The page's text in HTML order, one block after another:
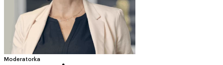
Moderatorka